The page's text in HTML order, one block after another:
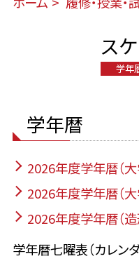
ス
学年
学年暦
2026年度学年暦（大
2026年度学年暦（大
2026年度学年暦（
学年暦七曜表（カレン